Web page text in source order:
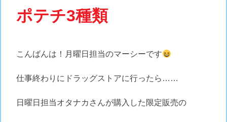
ポテチ3種類
こんばんは！月曜日担当のマーシーです
仕事終わりにドラッグストアに行ったら……
日曜日担当オタナカさんが購入した限定販売の